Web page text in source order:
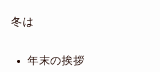
冬は
年末の挨拶